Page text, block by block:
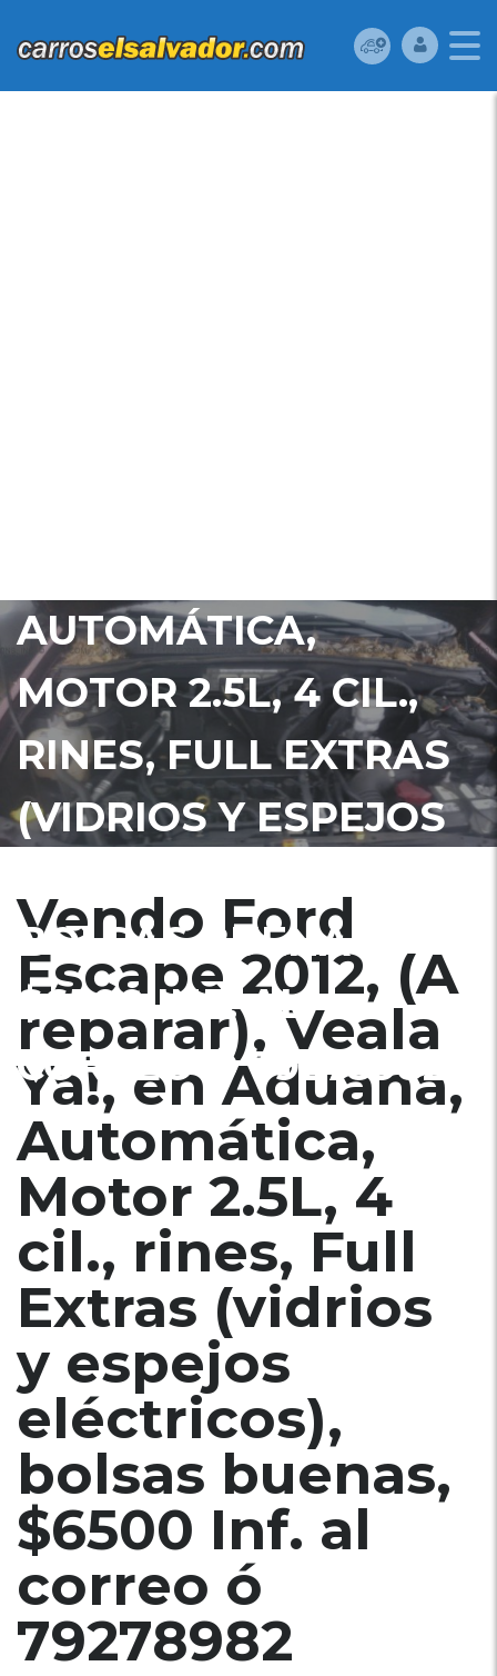
AUTOMÁTICA,
MOTOR 2.5L, 4 CIL.,
RINES, FULL EXTRAS
(VIDRIOS Y ESPEJOS
BOLSAS BUENAS,
$6500 INF. AL
CORREO Ó 79278982
Vendo Ford
Escape 2012, (A
reparar), Veala
Ya!, en Aduana,
Automática,
Motor 2.5L, 4
cil., rines, Full
Extras (vidrios
y espejos
eléctricos),
bolsas buenas,
$6500 Inf. al
correo ó
79278982